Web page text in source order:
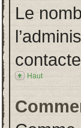
Le
Haut